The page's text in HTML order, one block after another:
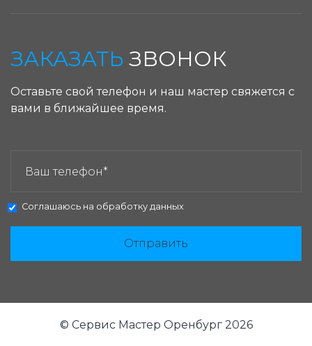
ЗАКАЗАТЬ ЗВОНОК
Оставьте свой телефон и наш мастер свяжется с
вами в ближайшее время.
Соглашаюсь на обработку данных
Отправить
© Сервис Мастер Оренбург 2026